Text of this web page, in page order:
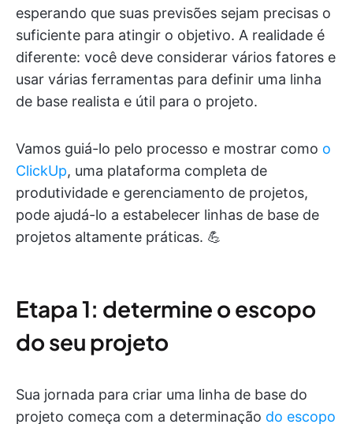
esperando que suas previsões sejam precisas o
suficiente para atingir o objetivo. A realidade é
diferente: você deve considerar vários fatores e
usar várias ferramentas para definir uma linha
de base realista e útil para o projeto.
Vamos guiá-lo pelo processo e mostrar como o
ClickUp, uma plataforma completa de
produtividade e gerenciamento de projetos,
pode ajudá-lo a estabelecer linhas de base de
projetos altamente práticas. 💪
Etapa 1: determine o escopo
do seu projeto
Sua jornada para criar uma linha de base do
projeto começa com a determinação do escopo